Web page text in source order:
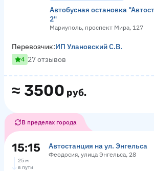
Автобусная остановка
2"
Мариуполь, проспект Мира, 127
≈ 3500 руб.
Перевозчик:ИП Улановский С.В.
4 27 отзывов
В пределах города
15:15 Автостанция на ул. Энгельса
Феодосия, улица Энгельса, 28
25 м
в пути